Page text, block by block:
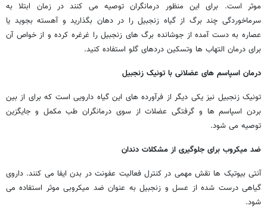
موثر است. برای این منظور درمانگران توصیه می کنند در زمان ابتلا به
سرماخوردگی چند برگ از گیاه زنجبیل را در دهان بگذارید و آهسته بجوید یا
عصاره به دست آمده از جوشانده برگ های زنجبیل را غرغره کرده و از خواص آن
برای درمان التهاب ها وتسکین دردهای گلو استفاده کنید.
درمان اسپاسم های عضلانی با تونیک زنجبیل
تونیک زنجبیل نیز یکی دیگر از فرآورده های این گیاه دارویی است که برای از بین
بردن اسپاسم ها و گرفتگی عضلات از سوی درمانگران طب مکمل و جایگزین
توصیه می شود.
ضد میکروب برای جلوگیری از مشکلات دندان
آنتی بیوتیک ها نقش مهمی در کنترل فعالیت عفونت در بدن ایفا می کنند. داروی
گیاهی درست شده از عسل و زنجبیل به عنوان ضد میکروبی موثر استفاده می
شود.